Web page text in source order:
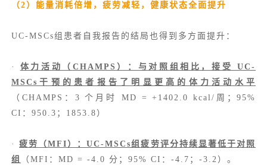
（2）能量消耗倍增，疲劳减轻，健康状态全面提升
UC-MSCs组患者自我报告的结局也得到多方面提升：
· 体力活动（ CHAMPS ）：与对照组相比，接受 UC-
MSCs干预的患者报告了明显更高的体力活动水平
（CHAMPS：3 个月时 MD = +1402.0 kcal/周；95%
CI：950.3；1853.8）
·疲劳（MFI）：UC-MSCs组疲劳评分持续显著低于对照
组
（MFI：MD = -4.0 分；95% CI：-4.7；-3.2）。